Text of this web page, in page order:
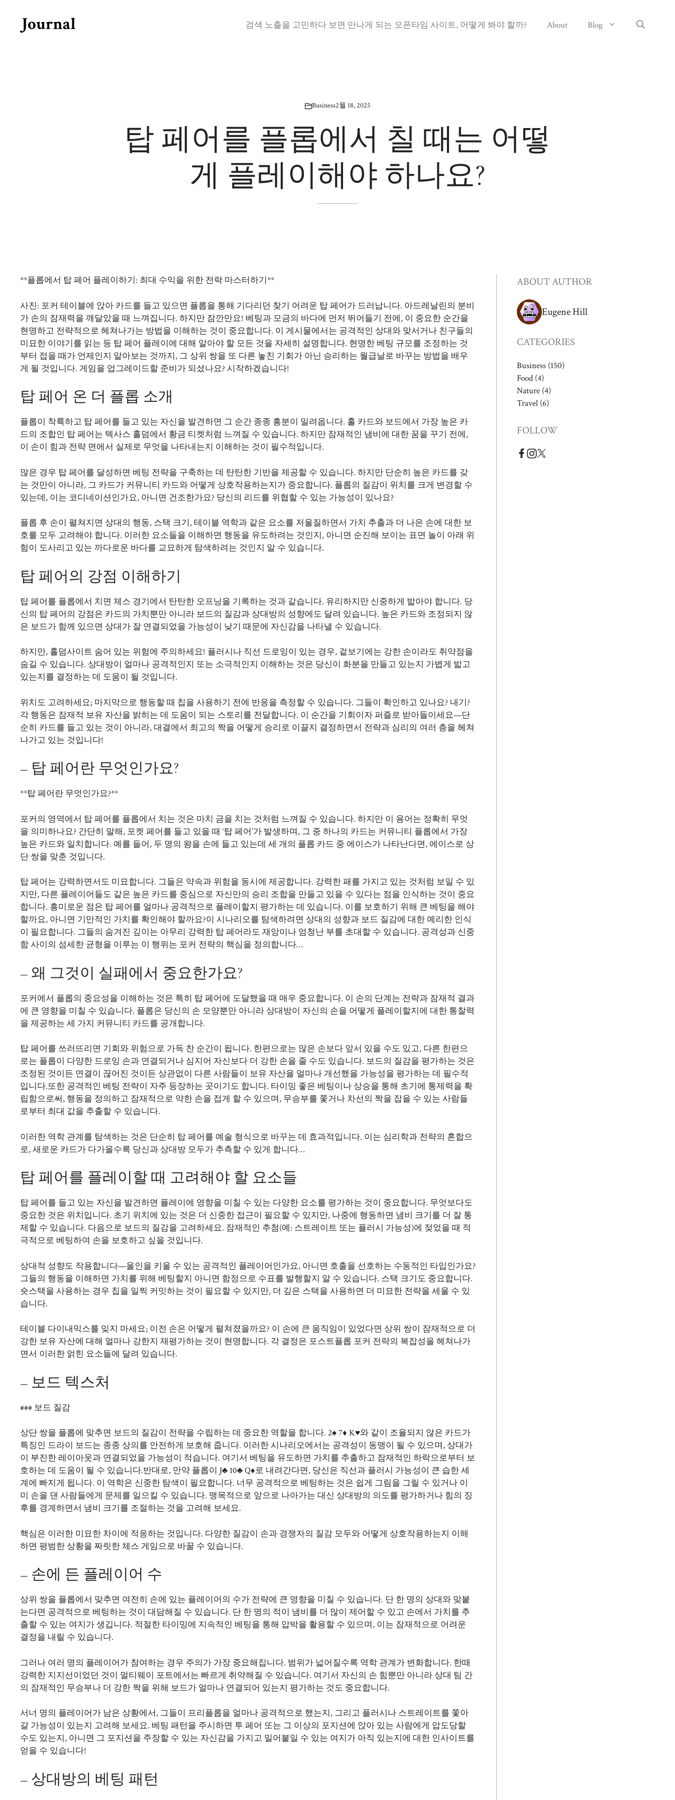
content
검색 노출을 고민하다 보면 만나게 되는 오픈타임 사이트, 어떻게 봐야 할까? About Blog
Business2월 18, 2025
탑 페어를 플롭에서 칠 때는 어떻
게 플레이해야 하나요?
**플롭에서 탑 페어 플레이하기: 최대 수익을 위한 전략 마스터하기**
사진: 포커 테이블에 앉아 카드를 들고 있으면 플롭을 통해 기다리던 찾기 어려운 탑 페어가 드러납니다. 아드레날린의 분비
가 손의 잠재력을 깨달았을 때 느껴집니다. 하지만 잠깐만요! 베팅과 모금의 바다에 먼저 뛰어들기 전에, 이 중요한 순간을
현명하고 전략적으로 헤쳐나가는 방법을 이해하는 것이 중요합니다. 이 게시물에서는 공격적인 상대와 맞서거나 친구들의
미묘한 이야기를 읽는 등 탑 페어 플레이에 대해 알아야 할 모든 것을 자세히 설명합니다. 현명한 베팅 규모를 조정하는 것
부터 접을 때가 언제인지 알아보는 것까지, 그 상위 쌍을 또 다른 놓친 기회가 아닌 승리하는 월급날로 바꾸는 방법을 배우
게 될 것입니다. 게임을 업그레이드할 준비가 되셨나요? 시작하겠습니다!
탑 페어 온 더 플롭 소개
플롭이 착륙하고 탑 페어를 들고 있는 자신을 발견하면 그 순간 종종 흥분이 밀려옵니다. 홀 카드와 보드에서 가장 높은 카
드의 조합인 탑 페어는 텍사스 홀덤에서 황금 티켓처럼 느껴질 수 있습니다. 하지만 잠재적인 냄비에 대한 꿈을 꾸기 전에,
이 손이 힘과 전략 면에서 실제로 무엇을 나타내는지 이해하는 것이 필수적입니다.
많은 경우 탑 페어를 달성하면 베팅 전략을 구축하는 데 탄탄한 기반을 제공할 수 있습니다. 하지만 단순히 높은 카드를 갖
는 것만이 아니라, 그 카드가 커뮤니티 카드와 어떻게 상호작용하는지가 중요합니다. 플롭의 질감이 위치를 크게 변경할 수
있는데, 이는 코디네이션인가요, 아니면 건조한가요? 당신의 리드를 위협할 수 있는 가능성이 있나요?
플롭 후 손이 펼쳐지면 상대의 행동, 스택 크기, 테이블 역학과 같은 요소를 저울질하면서 가치 추출과 더 나은 손에 대한 보
호를 모두 고려해야 합니다. 이러한 요소들을 이해하면 행동을 유도하려는 것인지, 아니면 순진해 보이는 표면 놀이 아래 위
험이 도사리고 있는 까다로운 바다를 교묘하게 탐색하려는 것인지 알 수 있습니다.
탑 페어의 강점 이해하기
탑 페어를 플롭에서 치면 체스 경기에서 탄탄한 오프닝을 기록하는 것과 같습니다. 유리하지만 신중하게 밟아야 합니다. 당
신의 탑 페어의 강점은 카드의 가치뿐만 아니라 보드의 질감과 상대방의 성향에도 달려 있습니다. 높은 카드와 조정되지 않
은 보드가 함께 있으면 상대가 잘 연결되었을 가능성이 낮기 때문에 자신감을 나타낼 수 있습니다.
하지만, 홀덤사이트 숨어 있는 위험에 주의하세요! 플러시나 직선 드로잉이 있는 경우, 겉보기에는 강한 손이라도 취약점을
숨길 수 있습니다. 상대방이 얼마나 공격적인지 또는 소극적인지 이해하는 것은 당신이 화분을 만들고 있는지 가볍게 밟고
있는지를 결정하는 데 도움이 될 것입니다.
위치도 고려하세요; 마지막으로 행동할 때 칩을 사용하기 전에 반응을 측정할 수 있습니다. 그들이 확인하고 있나요? 내기?
각 행동은 잠재적 보유 자산을 밝히는 데 도움이 되는 스토리를 전달합니다. 이 순간을 기회이자 퍼즐로 받아들이세요—단
순히 카드를 들고 있는 것이 아니라, 대결에서 최고의 짝을 어떻게 승리로 이끌지 결정하면서 전략과 심리의 여러 층을 헤쳐
나가고 있는 것입니다!
– 탑 페어란 무엇인가요?
**탑 페어란 무엇인가요?**
포커의 영역에서 탑 페어를 플롭에서 치는 것은 마치 금을 치는 것처럼 느껴질 수 있습니다. 하지만 이 용어는 정확히 무엇
을 의미하나요? 간단히 말해, 포켓 페어를 들고 있을 때 ‘탑 페어’가 발생하며, 그 중 하나의 카드는 커뮤니티 플롭에서 가장
높은 카드와 일치합니다. 예를 들어, 두 명의 왕을 손에 들고 있는데 세 개의 플롭 카드 중 에이스가 나타난다면, 에이스로 상
단 쌍을 맞춘 것입니다.
탑 페어는 강력하면서도 미묘합니다. 그들은 약속과 위험을 동시에 제공합니다. 강력한 패를 가지고 있는 것처럼 보일 수 있
지만, 다른 플레이어들도 같은 높은 카드를 중심으로 자신만의 승리 조합을 만들고 있을 수 있다는 점을 인식하는 것이 중요
합니다. 흥미로운 점은 탑 페어를 얼마나 공격적으로 플레이할지 평가하는 데 있습니다. 이를 보호하기 위해 큰 베팅을 해야
할까요, 아니면 기만적인 가치를 확인해야 할까요?이 시나리오를 탐색하려면 상대의 성향과 보드 질감에 대한 예리한 인식
이 필요합니다. 그들의 숨겨진 깊이는 아무리 강력한 탑 페어라도 재앙이나 엄청난 부를 초대할 수 있습니다. 공격성과 신중
함 사이의 섬세한 균형을 이루는 이 행위는 포커 전략의 핵심을 정의합니다…
– 왜 그것이 실패에서 중요한가요?
포커에서 플롭의 중요성을 이해하는 것은 특히 탑 페어에 도달했을 때 매우 중요합니다. 이 손의 단계는 전략과 잠재적 결과
에 큰 영향을 미칠 수 있습니다. 플롭은 당신의 손 모양뿐만 아니라 상대방이 자신의 손을 어떻게 플레이할지에 대한 통찰력
을 제공하는 세 가지 커뮤니티 카드를 공개합니다.
탑 페어를 쓰러뜨리면 기회와 위험으로 가득 찬 순간이 됩니다. 한편으로는 많은 손보다 앞서 있을 수도 있고, 다른 한편으
로는 플롭이 다양한 드로잉 손과 연결되거나 심지어 자신보다 더 강한 손을 줄 수도 있습니다. 보드의 질감을 평가하는 것은
조정된 것이든 연결이 끊어진 것이든 상관없이 다른 사람들이 보유 자산을 얼마나 개선했을 가능성을 평가하는 데 필수적
입니다.또한 공격적인 베팅 전략이 자주 등장하는 곳이기도 합니다. 타이밍 좋은 베팅이나 상승을 통해 초기에 통제력을 확
립함으로써, 행동을 정의하고 잠재적으로 약한 손을 접게 할 수 있으며, 무승부를 쫓거나 차선의 짝을 잡을 수 있는 사람들
로부터 최대 값을 추출할 수 있습니다.
이러한 역학 관계를 탐색하는 것은 단순히 탑 페어를 예술 형식으로 바꾸는 데 효과적입니다. 이는 심리학과 전략의 혼합으
로, 새로운 카드가 다가올수록 당신과 상대방 모두가 추측할 수 있게 합니다…
탑 페어를 플레이할 때 고려해야 할 요소들
탑 페어를 들고 있는 자신을 발견하면 플레이에 영향을 미칠 수 있는 다양한 요소를 평가하는 것이 중요합니다. 무엇보다도
중요한 것은 위치입니다. 초기 위치에 있는 것은 더 신중한 접근이 필요할 수 있지만, 나중에 행동하면 냄비 크기를 더 잘 통
제할 수 있습니다. 다음으로 보드의 질감을 고려하세요. 잠재적인 추첨(예: 스트레이트 또는 플러시 가능성)에 젖었을 때 적
극적으로 베팅하여 손을 보호하고 싶을 것입니다.
상대적 성향도 작용합니다—올인을 키울 수 있는 공격적인 플레이어인가요, 아니면 호출을 선호하는 수동적인 타입인가요?
그들의 행동을 이해하면 가치를 위해 베팅할지 아니면 함정으로 수표를 발행할지 알 수 있습니다. 스택 크기도 중요합니다.
숏스택을 사용하는 경우 칩을 일찍 커밋하는 것이 필요할 수 있지만, 더 깊은 스택을 사용하면 더 미묘한 전략을 세울 수 있
습니다.
테이블 다이내믹스를 잊지 마세요; 이전 손은 어떻게 펼쳐졌을까요? 이 손에 큰 움직임이 있었다면 상위 쌍이 잠재적으로 더
강한 보유 자산에 대해 얼마나 강한지 재평가하는 것이 현명합니다. 각 결정은 포스트플롭 포커 전략의 복잡성을 헤쳐나가
면서 이러한 얽힌 요소들에 달려 있습니다.
– 보드 텍스처
### 보드 질감
상단 쌍을 플롭에 맞추면 보드의 질감이 전략을 수립하는 데 중요한 역할을 합니다. 2♠ 7♦ K♥와 같이 조율되지 않은 카드가
특징인 드라이 보드는 종종 상의를 안전하게 보호해 줍니다. 이러한 시나리오에서는 공격성이 동맹이 될 수 있으며, 상대가
이 부진한 레이아웃과 연결되었을 가능성이 적습니다. 여기서 베팅을 유도하면 가치를 추출하고 잠재적인 하락으로부터 보
호하는 데 도움이 될 수 있습니다.반대로, 만약 플롭이 J♣ 10♣ Q♦로 내려간다면, 당신은 직선과 플러시 가능성이 큰 습한 세
계에 빠지게 됩니다. 이 역학은 신중한 탐색이 필요합니다. 너무 공격적으로 베팅하는 것은 쉽게 그림을 그릴 수 있거나 이
미 손을 댄 사람들에게 문제를 일으킬 수 있습니다. 맹목적으로 앞으로 나아가는 대신 상대방의 의도를 평가하거나 힘의 징
후를 경계하면서 냄비 크기를 조절하는 것을 고려해 보세요.
핵심은 이러한 미묘한 차이에 적응하는 것입니다. 다양한 질감이 손과 경쟁자의 질감 모두와 어떻게 상호작용하는지 이해
하면 평범한 상황을 짜릿한 체스 게임으로 바꿀 수 있습니다.
– 손에 든 플레이어 수
상위 쌍을 플롭에서 맞추면 여전히 손에 있는 플레이어의 수가 전략에 큰 영향을 미칠 수 있습니다. 단 한 명의 상대와 맞붙
는다면 공격적으로 베팅하는 것이 대담해질 수 있습니다. 단 한 명의 적이 냄비를 더 많이 제어할 수 있고 손에서 가치를 추
출할 수 있는 여지가 생깁니다. 적절한 타이밍에 지속적인 베팅을 통해 압박을 활용할 수 있으며, 이는 잠재적으로 어려운
결정을 내릴 수 있습니다.
그러나 여러 명의 플레이어가 참여하는 경우 주의가 가장 중요해집니다. 범위가 넓어질수록 역학 관계가 변화합니다. 한때
강력한 지지선이었던 것이 멀티웨이 포트에서는 빠르게 취약해질 수 있습니다. 여기서 자신의 손 힘뿐만 아니라 상대 팀 간
의 잠재적인 무승부나 더 강한 짝을 위해 보드가 얼마나 연결되어 있는지 평가하는 것도 중요합니다.
서너 명의 플레이어가 남은 상황에서, 그들이 프리플롭을 얼마나 공격적으로 했는지, 그리고 플러시나 스트레이트를 쫓아
갈 가능성이 있는지 고려해 보세요. 베팅 패턴을 주시하면 투 페어 또는 그 이상의 포지션에 앉아 있는 사람에게 압도당할
수도 있는지, 아니면 그 포지션을 주장할 수 있는 자신감을 가지고 밀어붙일 수 있는 여지가 아직 있는지에 대한 인사이트를
얻을 수 있습니다!
– 상대방의 베팅 패턴
ABOUT AUTHOR
Eugene Hill
CATEGORIES
Business (150)
Food (4)
Nature (4)
Travel (6)
FOLLOW